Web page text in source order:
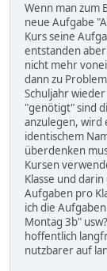
Wenn man zum
neue Aufgabe
Kurs seine
entstanden
nicht mehr
dann zu
Schuljahr
"genötigt" sind
anzulegen, wird
identischem
überdenken
Kursen
Klasse und
Aufgaben pro
ich die
Montag 3b"
hoffentlich
nutzbarer auf